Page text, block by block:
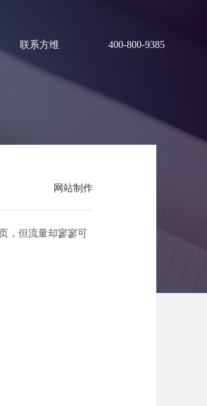
联系方维 400-800-9385
网站制作
，但流量却寥寥可